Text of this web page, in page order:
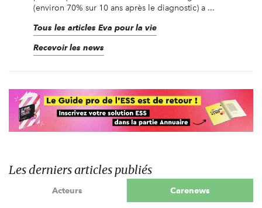
(environ 70% sur 10 ans après le diagnostic) a ...
Tous les articles Eva pour la vie
Recevoir les news
Les derniers articles publiés
Acteurs Carenews